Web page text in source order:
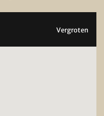
Vergroten